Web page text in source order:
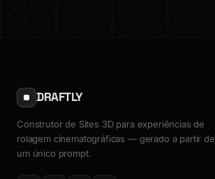
DRAFTLY
Construtor de Sites 3D para experiências de
rolagem cinematográficas — gerado a partir de
um único prompt.